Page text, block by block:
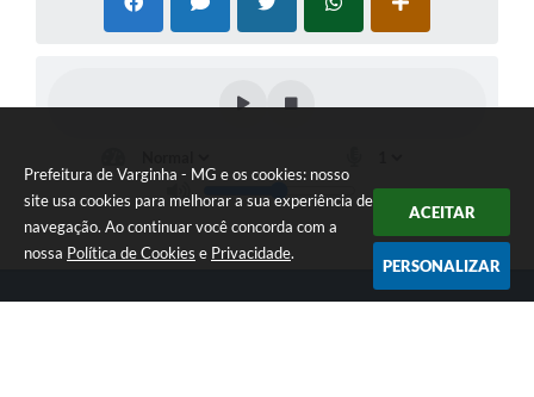
Prefeitura de Varginha - MG e os cookies: nosso
site usa cookies para melhorar a sua experiência de
navegação. Ao continuar você concorda com a
nossa Política de Cookies e Privacidade.
ACEITAR
PERSONALIZAR